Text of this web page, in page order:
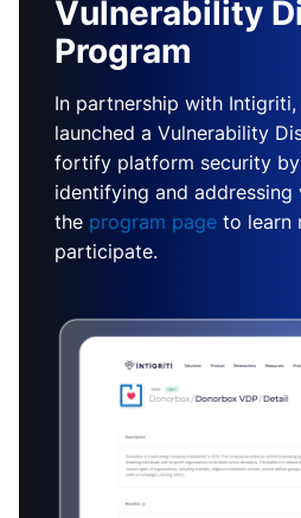
Vulnerability
Program
In partnership with
launched a Vulnerability
fortify platform security
identifying and addressing
the program page to learn
participate.